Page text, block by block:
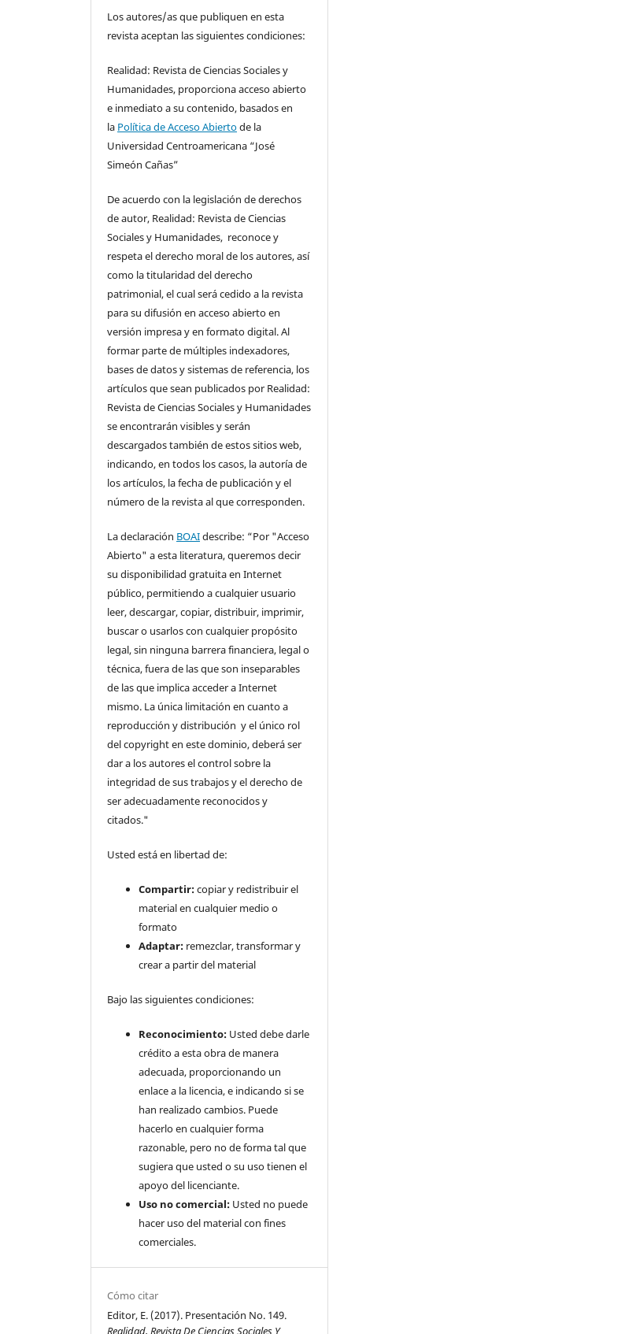
Los autores/as que publiquen en esta
revista aceptan las siguientes condiciones:
Realidad: Revista de Ciencias Sociales y
Humanidades, proporciona acceso abierto
e inmediato a su contenido, basados en
la Política de Acceso Abiertode la
Universidad Centroamericana “José
Simeón Cañas”
De acuerdo con la legislación de derechos
de autor, Realidad: Revista de Ciencias
Sociales y Humanidades, reconoce y
respeta el derecho moral de los autores, así
como la titularidad del derecho
patrimonial, el cual será cedido a la revista
para su difusión en acceso abierto en
versión impresa y en formato digital. Al
formar parte de múltiples indexadores,
bases de datos y sistemas de referencia, los
artículos que sean publicados por Realidad:
Revista de Ciencias Sociales y Humanidades
se encontrarán visibles y serán
descargados también de estos sitios web,
indicando, en todos los casos, la autoría de
los artículos, la fecha de publicación y el
número de la revista al que corresponden.
La declaración BOAIdescribe: “Por "Acceso
Abierto" a esta literatura, queremos decir
su disponibilidad gratuita en Internet
público, permitiendo a cualquier usuario
leer, descargar, copiar, distribuir, imprimir,
buscar o usarlos con cualquier propósito
legal, sin ninguna barrera financiera, legal o
técnica, fuera de las que son inseparables
de las que implica acceder a Internet
mismo. La única limitación en cuanto a
reproducción y distribución y el único rol
del copyright en este dominio, deberá ser
dar a los autores el control sobre la
integridad de sus trabajos y el derecho de
ser adecuadamente reconocidos y
citados."
Usted está en libertad de:
Compartir:copiar y redistribuir el
material en cualquier medio o
formato
Adaptar: remezclar, transformar y
crear a partir del material
Bajo las siguientes condiciones:
Reconocimiento: Usted debe darle
crédito a esta obra de manera
adecuada, proporcionando un
enlace a la licencia, e indicando si se
han realizado cambios. Puede
hacerlo en cualquier forma
razonable, pero no de forma tal que
sugiera que usted o su uso tienen el
apoyo del licenciante.
Uso no comercial: Usted no puede
hacer uso del material con fines
comerciales.
Cómo citar
Editor, E. (2017). Presentación No. 149.
Realidad, Revista De Ciencias Sociales Y